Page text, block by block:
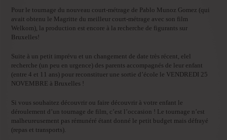
Pour le tournage du nouveau court-métrage de Pablo Munoz Gomez (qui
avait obtenu le Magritte du meilleur court-métrage avec son film
Welkom), la production est encore à la recherche de figurants sur
Bruxelles!
Suite à un petit imprévu et un changement de date très récent, elel
recherche (un peu en urgence) des parents accompagnés de leur enfant
(entre 4 et 11 ans) pour reconstituer une sortie d’école le VENDREDI 25
NOVEMBRE à Bruxelles !
Si vous souhaitez découvrir ou faire découvrir à votre enfant le
déroulement d’un tournage de film, c’est l’occasion ! Le tournage n’est
malheureusement pas rémunéré étant donné le petit budget mais défrayé
(repas et transports).